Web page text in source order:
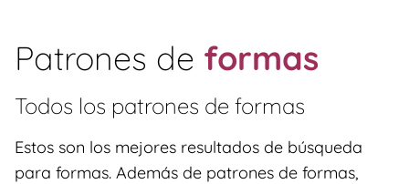
Patrones de formas
Todos los patrones de formas
Estos son los mejores resultados de búsqueda
para formas. Además de patrones de formas,